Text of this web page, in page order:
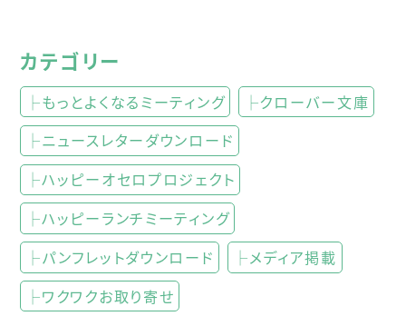
カテゴリー
├もっとよくなるミーティング
├クローバー文庫
├ニュースレターダウンロード
├ハッピーオセロプロジェクト
├ハッピーランチミーティング
├パンフレットダウンロード
├メディア掲載
├ワクワクお取り寄せ